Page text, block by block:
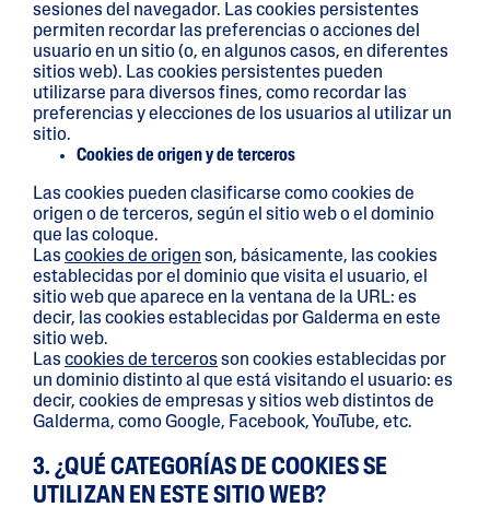
sesiones del navegador. Las cookies persistentes
permiten recordar las preferencias o acciones del
usuario en un sitio (o, en algunos casos, en diferentes
sitios web). Las cookies persistentes pueden
utilizarse para diversos fines, como recordar las
preferencias y elecciones de los usuarios al utilizar un
sitio.
Cookies de origen y de terceros
Las cookies pueden clasificarse como cookies de
origen o de terceros, según el sitio web o el dominio
que las coloque.
Las cookies de origen son, básicamente, las cookies
establecidas por el dominio que visita el usuario, el
sitio web que aparece en la ventana de la URL: es
decir, las cookies establecidas por Galderma en este
sitio web.
Las cookies de terceros son cookies establecidas por
un dominio distinto al que está visitando el usuario: es
decir, cookies de empresas y sitios web distintos de
Galderma, como Google, Facebook, YouTube, etc.
3. ¿QUÉ CATEGORÍAS DE COOKIES SE
UTILIZAN EN ESTE SITIO WEB?